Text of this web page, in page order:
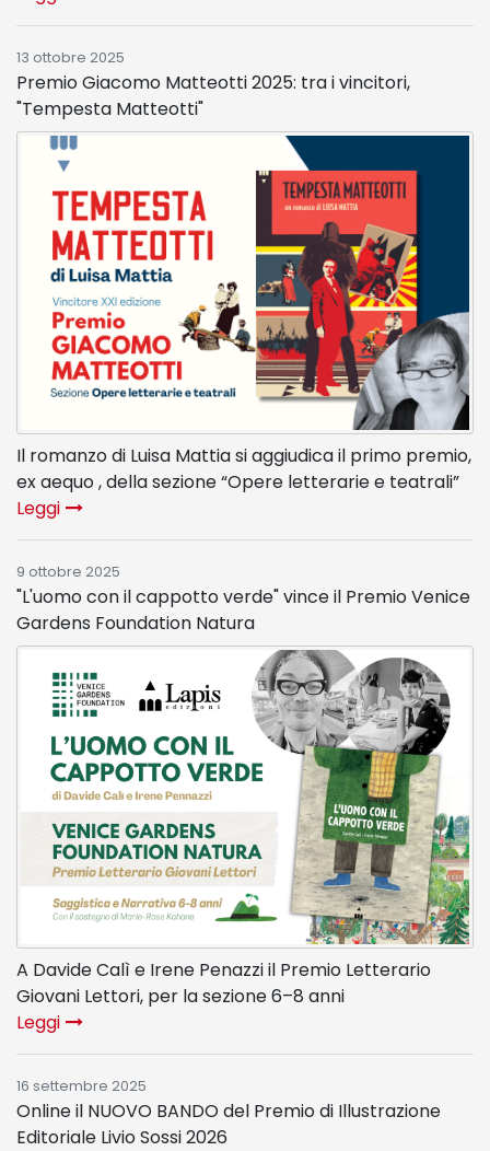
13 ottobre 2025
Premio Giacomo Matteotti 2025: tra i vincitori,
"Tempesta Matteotti"
Il romanzo di Luisa Mattia si aggiudica il primo premio,
ex aequo , della sezione “Opere letterarie e teatrali”
Leggi
9 ottobre 2025
"L'uomo con il cappotto verde" vince il Premio Venice
Gardens Foundation Natura
A Davide Calì e Irene Penazzi il Premio Letterario
Giovani Lettori, per la sezione 6–8 anni
Leggi
16 settembre 2025
Online il NUOVO BANDO del Premio di Illustrazione
Editoriale Livio Sossi 2026